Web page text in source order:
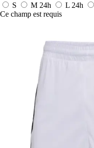
S
M 24h L 24h
Ce champ est requis